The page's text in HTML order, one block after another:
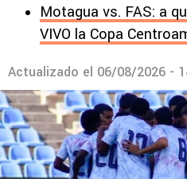
Motagua vs. FAS: a
VIVO la Copa
Actualizado el 06/08/2026 -